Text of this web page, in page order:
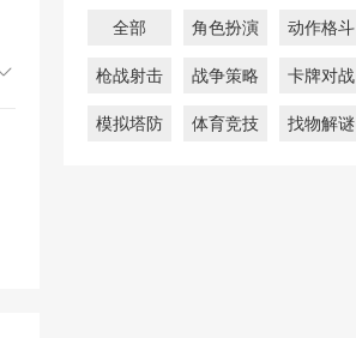
全部 角色扮演 动作格斗
枪战射击 战争策略 卡牌对战
模拟塔防 体育竞技 找物解谜